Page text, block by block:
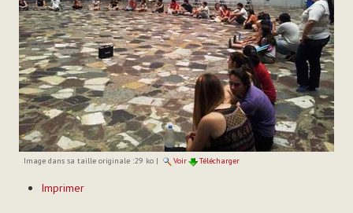
Image dans sa taille originale :29 ko| Voir Télécharger
sur
Imprimer